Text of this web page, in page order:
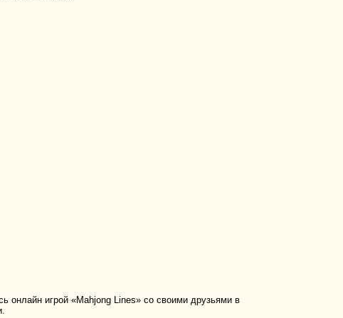
онлайн игрой «Mahjong Lines» со своими друзьями в